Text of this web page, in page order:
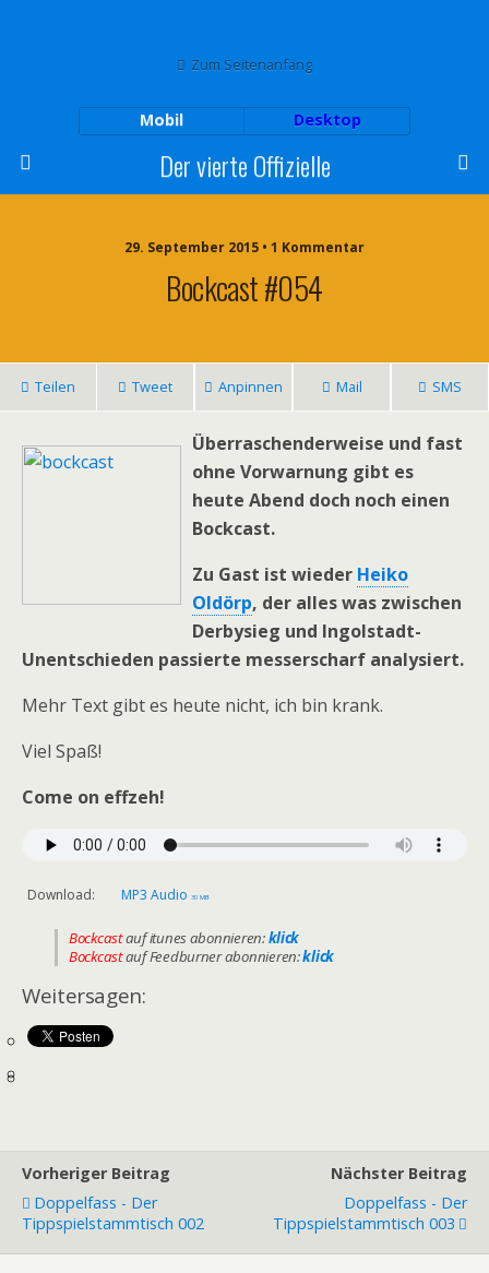
Zum Seitenanfang
Mobil Desktop
Der vierte Offizielle
29. September 2015 • 1 Kommentar
Bockcast #054
Teilen Tweet Anpinnen Mail SMS
Überraschenderweise und fast
ohne Vorwarnung gibt es
heute Abend doch noch einen
Bockcast.
Zu Gast ist wieder Heiko
Oldörp, der alles was zwischen
Derbysieg und Ingolstadt-
Unentschieden passierte messerscharf analysiert.
Mehr Text gibt es heute nicht, ich bin krank.
Viel Spaß!
Come on effzeh!
Download: MP3 Audio 30 MB
Bockcastauf itunes abonnieren:klick
Bockcastauf Feedburner abonnieren:klick
Weitersagen:
Vorheriger Beitrag
Doppelfass - Der
Tippspielstammtisch 002
Nächster Beitrag
Doppelfass - Der
Tippspielstammtisch 003